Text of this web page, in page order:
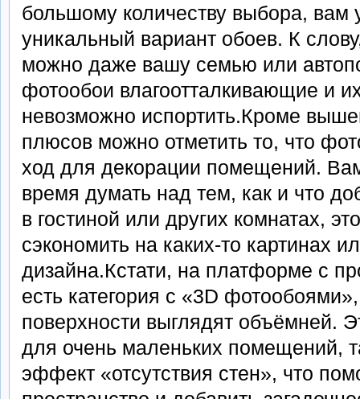
большому количеству выбора, вам
уникальный вариант обоев. К
можно даже вашу семью или
фотообои влагоотталкивающие и
невозможно испортить.Кроме
плюсов можно отметить то, что
ход для декорации помещений.
время думать над тем, как и что
в гостиной или других комнатах,
сэкономить на каких-то картинах
дизайна.Кстати, на платформе с
есть категория с «3D
поверхности выглядят объёмней.
для очень маленьких помещений,
эффект «отсутствия стен», что